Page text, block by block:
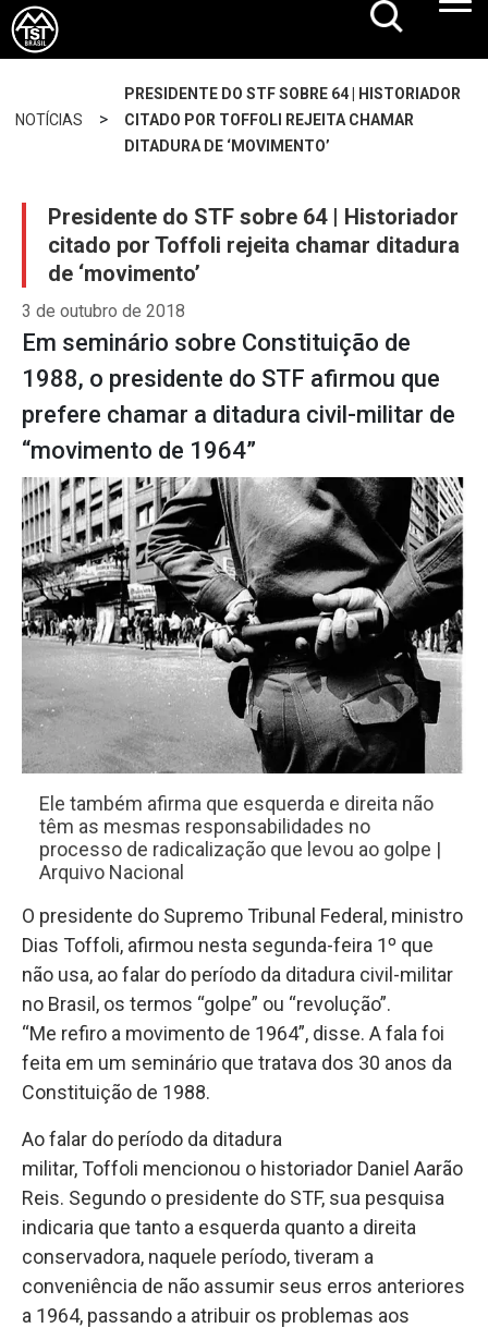
NOTÍCIAS >
PRESIDENTE DO STF SOBRE 64 | HISTORIADOR
CITADO POR TOFFOLI REJEITA CHAMAR
DITADURA DE ‘MOVIMENTO’
Presidente do STF sobre 64 | Historiador
citado por Toffoli rejeita chamar ditadura
de ‘movimento’
3 de outubro de 2018
Em seminário sobre Constituição de
1988, o presidente do STF afirmou que
prefere chamar a ditadura civil-militar de
“movimento de 1964”
Ele também afirma que esquerda e direita não
têm as mesmas responsabilidades no
processo de radicalização que levou ao golpe |
Arquivo Nacional
O presidente do Supremo Tribunal Federal, ministro
Dias Toffoli, afirmou nesta segunda-feira 1º que
não usa, ao falar do período da ditadura civil-militar
no Brasil, os termos “golpe” ou “revolução”.
“Me refiro a movimento de 1964”, disse. A fala foi
feita em um seminário que tratava dos 30 anos da
Constituição de 1988.
Ao falar do período da ditadura
militar, Toffoli mencionou o historiador Daniel Aarão
Reis. Segundo o presidente do STF, sua pesquisa
indicaria que tanto a esquerda quanto a direita
conservadora, naquele período, tiveram a
conveniência de não assumir seus erros anteriores
a 1964, passando a atribuir os problemas aos